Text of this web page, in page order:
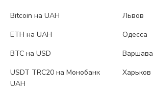
Bitcoin на UAH
ETH на UAH
BTC на USD
USDT TRC20 на Монобанк
UAH
Львов
Одесса
Варшава
Харьков